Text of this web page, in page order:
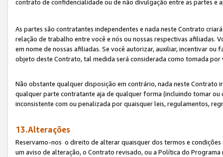
contrato de confidencialidade ou de não divulgação entre as partes e
As partes são contratantes independentes e nada neste Contrato
relação de trabalho entre você e nós ou nossas respectivas afiliadas.
em nome de nossas afiliadas. Se você autorizar, auxiliar, incentivar
objeto deste Contrato, tal medida será considerada como tomada por
Não obstante qualquer disposição em contrário, nada neste
qualquer parte contratante aja de qualquer forma (incluindo tomar ou
inconsistente com ou penalizada por quaisquer leis, regulamentos,
13.Alterações
Reservamo-nos o direito de alterar quaisquer dos termos e
um aviso de alteração, o Contrato revisado, ou a Política do